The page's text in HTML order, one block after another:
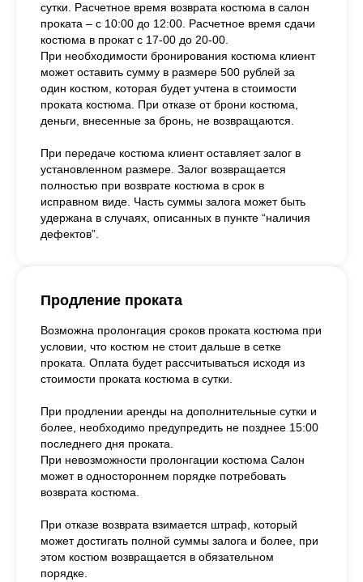
сутки. Расчетное время возврата костюма в салон
проката – с 10:00 до 12:00. Расчетное время сдачи
костюма в прокат с 17-00 до 20-00.
При необходимости бронирования костюма клиент
может оставить сумму в размере 500 рублей за
один костюм, которая будет учтена в стоимости
проката костюма. При отказе от брони костюма,
деньги, внесенные за бронь, не возвращаются.
При передаче костюма клиент оставляет залог в
установленном размере. Залог возвращается
полностью при возврате костюма в срок в
исправном виде. Часть суммы залога может быть
удержана в случаях, описанных в пункте “наличия
дефектов”.
Продление проката
Возможна пролонгация сроков проката костюма при
условии, что костюм не стоит дальше в сетке
проката. Оплата будет рассчитываться исходя из
стоимости проката костюма в сутки.
При продлении аренды на дополнительные сутки и
более, необходимо предупредить не позднее 15:00
последнего дня проката.
При невозможности пролонгации костюма Салон
может в одностороннем порядке потребовать
возврата костюма.
При отказе возврата взимается штраф, который
может достигать полной суммы залога и более, при
этом костюм возвращается в обязательном
порядке.